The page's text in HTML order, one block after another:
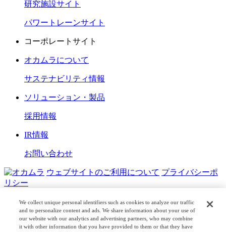
研究施設サイト
パワートレーンサイト
コーポレートサイト
オカムラについて
サステナビリティ情報
ソリューション・製品
採用情報
IR情報
お問い合わせ
ウェブサイトのご利用について プライバシーポ
リシー
COPYRIGHT © OKAMURA CORPORATION. ALL RIGHTS
RESERVED.
日本公式 企業広報
We collect unique personal identifiers such as cookies to analyze our traffic
and to personalize content and ads. We share information about your use of
our website with our analytics and advertising partners, who may combine
it with other information that you have provided to them or that they have